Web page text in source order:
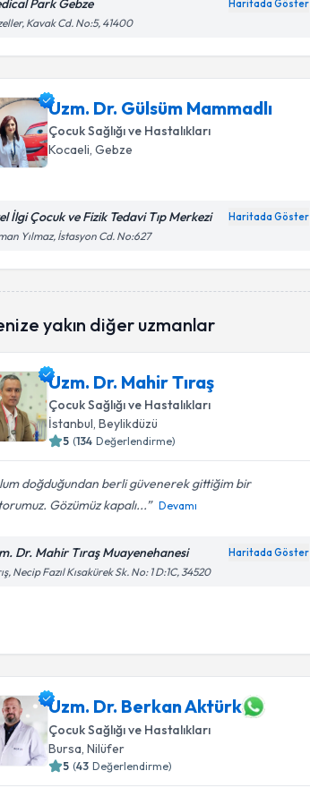
Park Gebze Haritada Göster
Kavak Cd. No:5, 41400
Uzm. Dr. Gülsüm Mammadlı
Çocuk Sağlığı ve Hastalıkları
Kocaeli, Gebze
İlgi Çocuk ve Fizik Tedavi Tıp Merkezi Haritada Göster
Yılmaz, İstasyon Cd. No:627
yakın diğer uzmanlar
Uzm. Dr. Mahir Tıraş
Çocuk Sağlığı ve Hastalıkları
İstanbul, Beylikdüzü
5 (134 Değerlendirme)
doğduğundan berli güvenerek gittiğim bir
Gözümüz kapalı...
Devamı
Dr. Mahir Tıraş Muayenehanesi Haritada Göster
Necip Fazıl Kısakürek Sk. No: 1 D:1C, 34520
Uzm. Dr. Berkan Aktürk
Çocuk Sağlığı ve Hastalıkları
Bursa , Nilüfer
5 (43 Değerlendirme)